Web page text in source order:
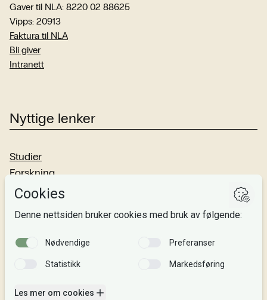
Gaver til NLA: 8220 02 88625
Vipps: 20913
Faktura til NLA
Bli giver
Intranett
Nyttige lenker
Studier
Forskning
Om oss
Si fra!
Følg oss